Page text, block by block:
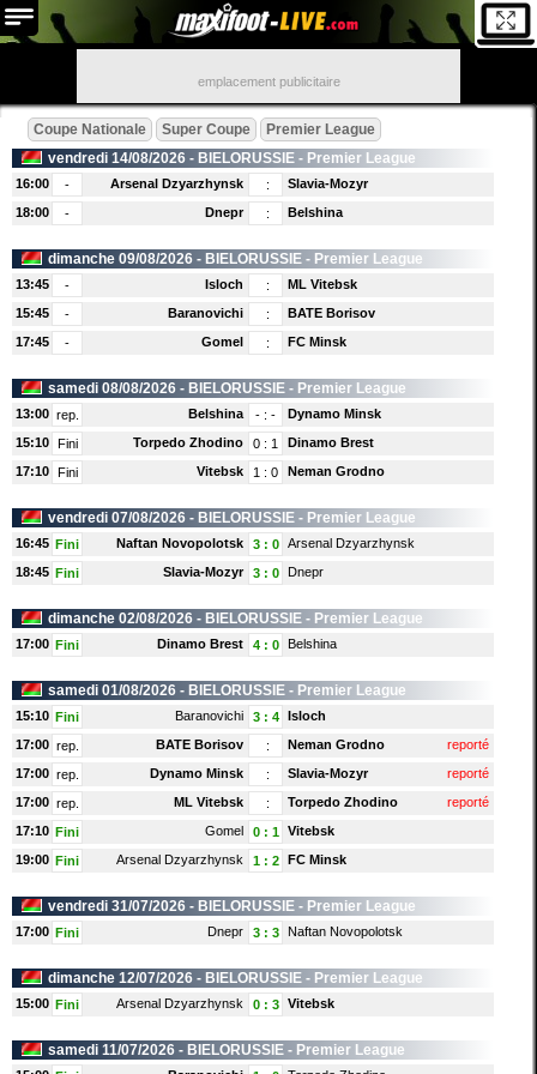
emplacement publicitaire
Coupe Nationale Super Coupe
Premier League
vendredi 14/08/2026 - BIELORUSSIE - Premier League
16:00 - Arsenal Dzyarzhynsk :
Slavia-Mozyr
18:00
- Dnepr : Belshina
dimanche 09/08/2026 - BIELORUSSIE - Premier League
13:45 - Isloch :
ML Vitebsk
15:45
- Baranovichi :
BATE Borisov
17:45
- Gomel : FC Minsk
samedi 08/08/2026 - BIELORUSSIE - Premier League
13:00 rep. Belshina - : -
Dynamo Minsk
15:10
Fini Torpedo Zhodino 0 : 1
Dinamo Brest
17:10
Fini Vitebsk 1 : 0 Neman Grodno
vendredi 07/08/2026 - BIELORUSSIE - Premier League
16:45 Fini Naftan Novopolotsk 3: 0
Arsenal Dzyarzhynsk
18:45
Fini Slavia-Mozyr 3: 0 Dnepr
dimanche 02/08/2026 - BIELORUSSIE - Premier League
17:00 Fini Dinamo Brest 4: 0 Belshina
samedi 01/08/2026 - BIELORUSSIE - Premier League
15:10 Fini Baranovichi 3: 4
Isloch
17:00 rep. BATE Borisov : Neman Grodno
reporté
17:00 rep. Dynamo Minsk : Slavia-Mozyr
reporté
17:00 rep. ML Vitebsk : Torpedo Zhodino
reporté
17:10
Fini Gomel 0: 1
Vitebsk
19:00
Fini Arsenal Dzyarzhynsk 1: 2 FC Minsk
vendredi 31/07/2026 - BIELORUSSIE - Premier League
17:00 Fini Dnepr 3: 3 Naftan Novopolotsk
dimanche 12/07/2026 - BIELORUSSIE - Premier League
15:00 Fini Arsenal Dzyarzhynsk 0: 3 Vitebsk
samedi 11/07/2026 - BIELORUSSIE - Premier League